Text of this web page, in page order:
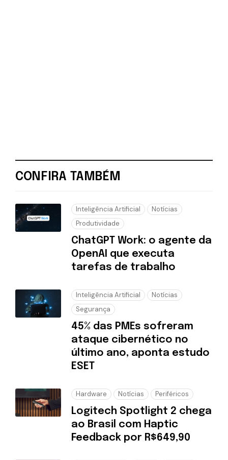
CONFIRA TAMBÉM
Inteligência Artificial
Notícias
Produtividade
ChatGPT Work: o agente da
OpenAI que executa
tarefas de trabalho
Inteligência Artificial
Notícias
Segurança
45% das PMEs sofreram
ataque cibernético no
último ano, aponta estudo
ESET
Hardware Notícias Periféricos
Logitech Spotlight 2 chega
ao Brasil com Haptic
Feedback por R$649,90